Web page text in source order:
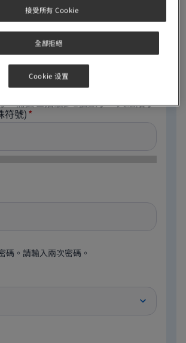
is not made public. It will only be
to be contacted about your account
notifications.
，需要包括最少1個數字，大細階字
符號)
碼。請輸入兩次密碼。
全部拒絕
接受所有 Cookie
Cookie 设置